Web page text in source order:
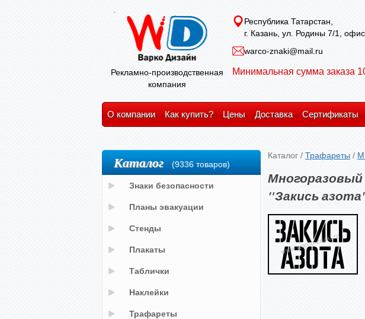
Рекламно-производственная
компания
Республика Татарстан,
г. Казань, ул. Родины 7/1,
warco-znaki@mail.ru
Минимальная сумма заказа
О компании Как купить? Цены Доставка Сертификаты
Каталог / Трафареты /
"Закись
Каталог (9336 товаров)
Знаки безопасности
Планы эвакуации
Стенды
Плакаты
Таблички
Наклейки
Трафареты